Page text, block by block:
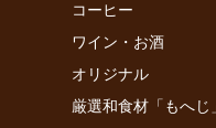
コーヒー
ワイン・お酒
オリジナル
厳選和食材「もへじ」